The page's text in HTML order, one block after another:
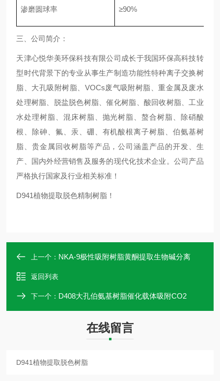
渗磨圆球率 ≥90%
三、公司简介：
天津心悦华美环保科技有限公司成长于我国环保高科技转
型时代背景下的专业从事生产制造功能性特种离子交换树
脂、大孔吸附树脂、VOCs废气吸附树脂、重金属及废水
处理树脂、脱盐脱色树脂、催化树脂、酸回收树脂、工业
水处理树脂、混床树脂、抛光树脂、螯合树脂、除硝酸
根、除砷、氟、汞、硼、有机酸根离子树脂、伯氨基树
脂、贵金属回收树脂等产品，公司涵盖产品的开发、生
产、国内外经营销售及服务的现代化技术企业。公司产品
严格执行国家及行业相关标准！
D941植物提取脱色精制树脂！
上一个： NKA-9极性吸附树脂黄酮提取生物碱分离
返回列表
下一个： D408大孔伯氨基树脂催化载体吸附CO2
在线留言